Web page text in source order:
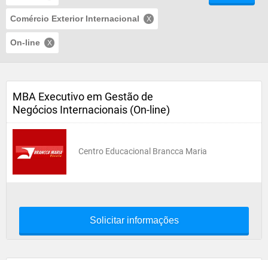
Comércio Exterior Internacional
On-line
MBA Executivo em Gestão de
Negócios Internacionais (On-line)
Centro Educacional Brancca Maria
Solicitar informações